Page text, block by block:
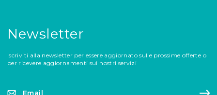
Newsletter
Iscriviti alla newsletter per essere aggiornato sulle prossime offerte o
per ricevere aggiornamenti sui nostri servizi